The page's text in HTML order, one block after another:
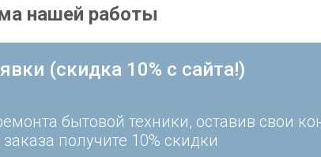
нашей работы
(скидка 10% с сайта!)
бытовой техники, оставив свои
получите 10% скидки